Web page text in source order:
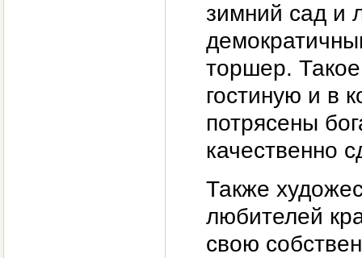
зимний сад и
торшер.
гостиную и в
потрясены
качественно
Также
любителей
свою